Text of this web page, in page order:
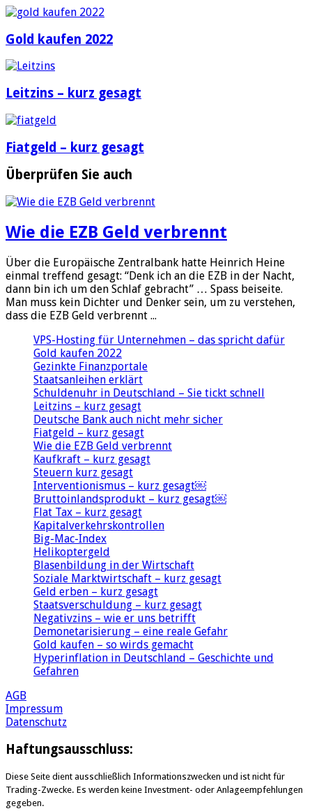
Gold kaufen 2022
Leitzins – kurz gesagt
Fiatgeld – kurz gesagt
Überprüfen Sie auch
Wie die EZB Geld verbrennt
Über die Europäische Zentralbank hatte Heinrich Heine
einmal treffend gesagt: “Denk ich an die EZB in der Nacht,
dann bin ich um den Schlaf gebracht” … Spass beiseite.
Man muss kein Dichter und Denker sein, um zu verstehen,
dass die EZB Geld verbrennt ...
VPS-Hosting für Unternehmen – das spricht dafür
Gold kaufen 2022
Gezinkte Finanzportale
Staatsanleihen erklärt
Schuldenuhr in Deutschland – Sie tickt schnell
Leitzins – kurz gesagt
Deutsche Bank auch nicht mehr sicher
Fiatgeld – kurz gesagt
Wie die EZB Geld verbrennt
Kaufkraft – kurz gesagt
Steuern kurz gesagt
Interventionismus – kurz gesagt￼
Bruttoinlandsprodukt – kurz gesagt￼
Flat Tax – kurz gesagt
Kapitalverkehrskontrollen
Big-Mac-Index
Helikoptergeld
Blasenbildung in der Wirtschaft
Soziale Marktwirtschaft – kurz gesagt
Geld erben – kurz gesagt
Staatsverschuldung – kurz gesagt
Negativzins – wie er uns betrifft
Demonetarisierung – eine reale Gefahr
Gold kaufen – so wirds gemacht
Hyperinflation in Deutschland – Geschichte und
Gefahren
AGB
Impressum
Datenschutz
Haftungsausschluss:
Diese Seite dient ausschließlich Informationszwecken und ist nicht für
Trading-Zwecke. Es werden keine Investment- oder Anlageempfehlungen
gegeben.